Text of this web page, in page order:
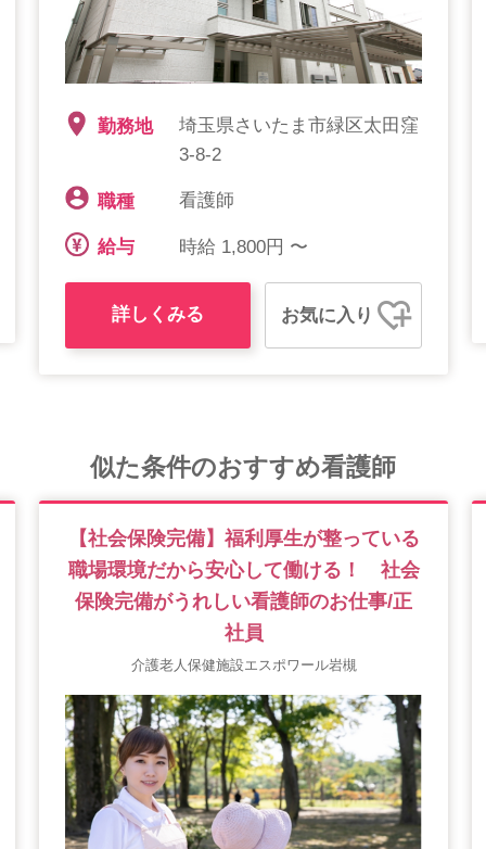
勤務地
埼玉県さいたま市緑区太田窪
3-8-2
職種 看護師
給与 時給 1,800円 〜
詳しくみる お気に入り
似た条件のおすすめ看護師
【社会保険完備】福利厚生が整っている
職場環境だから安心して働ける！ 社会
保険完備がうれしい看護師のお仕事/正
社員
介護老人保健施設エスポワール岩槻